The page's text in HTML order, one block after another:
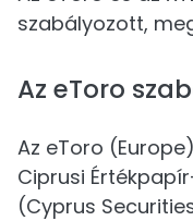
szabályozott,
Az eToro
Az eToro
Ciprusi
(Cyprus